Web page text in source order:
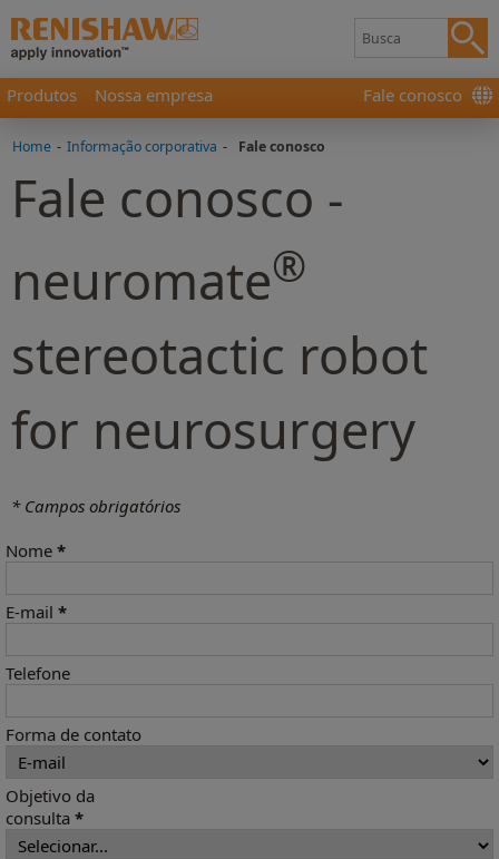
Produtos Nossa empresa Fale conosco
Home - Informação corporativa - Fale conosco
Fale conosco -
neuromate®
stereotactic robot
for neurosurgery
* Campos obrigatórios
Nome *
E-mail *
Telefone
Forma de contato
Objetivo da
consulta *